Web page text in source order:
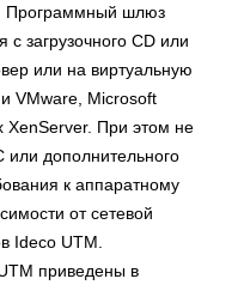
Программный шлюз
с загрузочного CD или
или на виртуальную
VMware, Microsoft
XenServer. При этом не
или дополнительного
к аппаратному
от сетевой
Ideco UTM.
приведены в